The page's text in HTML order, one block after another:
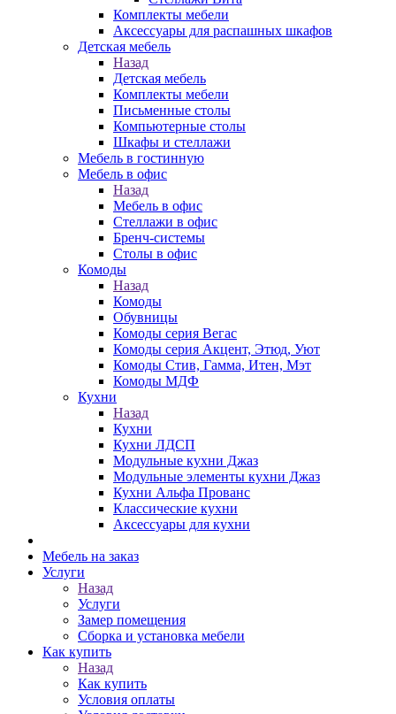
Комплекты мебели
Аксессуары для распашных шкафов
Детская мебель
Назад
Детская мебель
Комплекты мебели
Письменные столы
Компьютерные столы
Шкафы и стеллажи
Мебель в гостинную
Мебель в офис
Назад
Мебель в офис
Стеллажи в офис
Бренч-системы
Столы в офис
Комоды
Назад
Комоды
Обувницы
Комоды серия Вегас
Комоды серия Акцент, Этюд, Уют
Комоды Стив, Гамма, Итен, Мэт
Комоды МДФ
Кухни
Назад
Кухни
Кухни ЛДСП
Модульные кухни Джаз
Модульные элементы кухни Джаз
Кухни Альфа Прованс
Классические кухни
Аксессуары для кухни
Мебель на заказ
Услуги
Назад
Услуги
Замер помещения
Сборка и установка мебели
Как купить
Назад
Как купить
Условия оплаты